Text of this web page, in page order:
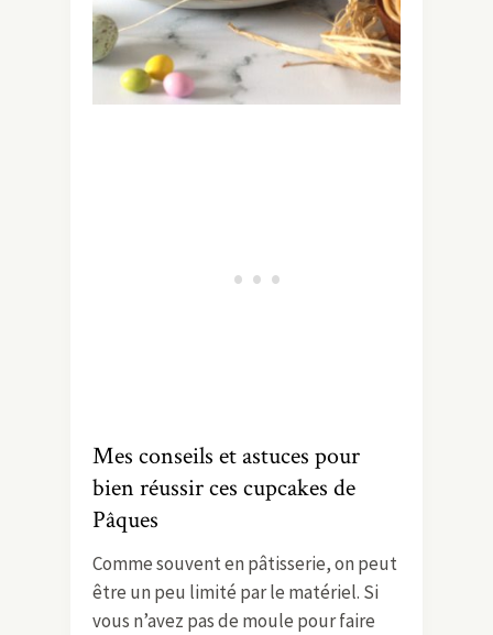
Mes conseils et astuces pour
bien réussir ces cupcakes de
Pâques
Comme souvent en pâtisserie, on peut
être un peu limité par le matériel. Si
vous n’avez pas de moule pour faire